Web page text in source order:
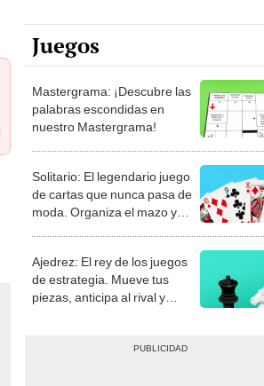
Juegos
Mastergrama: ¡Descubre las
palabras escondidas en
nuestro Mastergrama!
Solitario: El legendario juego
de cartas que nunca pasa de
moda. Organiza el mazo y
Ajedrez: El rey de los juegos
de estrategia. Mueve tus
piezas, anticipa al rival y